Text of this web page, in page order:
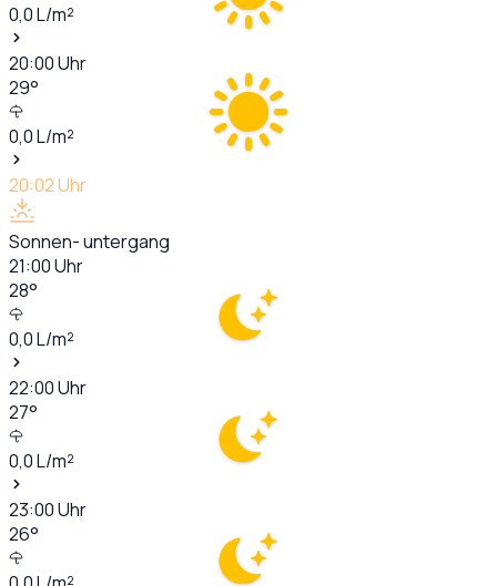
0,0L/m²
20:00Uhr
29°
0,0L/m²
20:02Uhr
Sonnen- untergang
21:00Uhr
28°
0,0L/m²
22:00Uhr
27°
0,0L/m²
23:00Uhr
26°